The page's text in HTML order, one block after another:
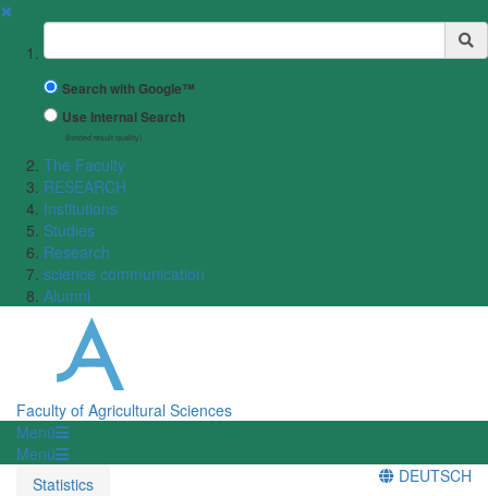
✖
Suchbegriff
Search with Google™
Use Internal Search
(limited result quality)
The Faculty
RESEARCH
Institutions
Studies
Research
science communication
Alumni
Faculty of Agricultural Sciences
Menü
Menü
Statistics
DEUTSCH